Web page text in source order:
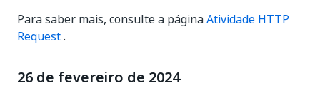
Para saber mais, consulte a páginaAtividade HTTP
Request.
26 de fevereiro de 2024